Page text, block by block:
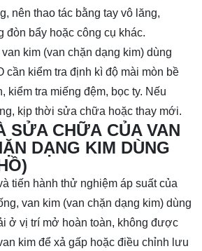
nên thao tác bằng tay vô lăng,
đòn bẩy hoặc công cụ khác.
kim (van chặn dạng kim) dùng
cần kiểm tra định kì độ mài mòn bề
kiểm tra miếng đệm, bọc ty. Nếu
kịp thời sửa chữa hoặc thay mới.
SỬA CHỮA CỦA VAN
DẠNG KIM DÙNG
tiến hành thử nghiệm áp suất của
van kim (van chặn dạng kim) dùng
ở vị trí mở hoàn toàn, không được
kim để xả gấp hoặc điều chỉnh lưu